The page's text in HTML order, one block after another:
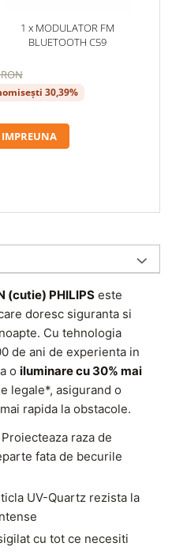
1 x MODULATOR FM
BLUETOOTH C59
30,39%
(cutie) PHILIPS este
doresc siguranta si
Cu tehnologia
de ani de experienta in
o iluminare cu 30% mai
legale*, asigurand o
rapida la obstacole.
Proiecteaza raza de
fata de becurile
UV-Quartz rezista la
cu tot ce necesiti